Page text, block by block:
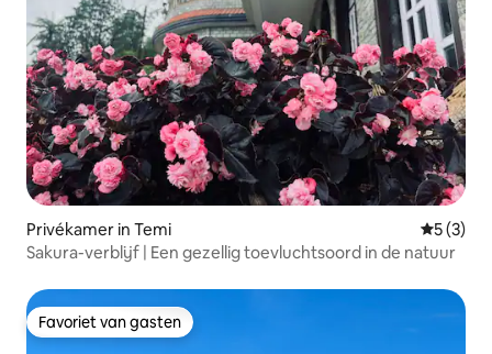
Privékamer in Temi
5 (3)
Sakura-verblijf | Een gezellig toevluchtsoord in de natuur
Favoriet van gasten
Favoriet van gasten